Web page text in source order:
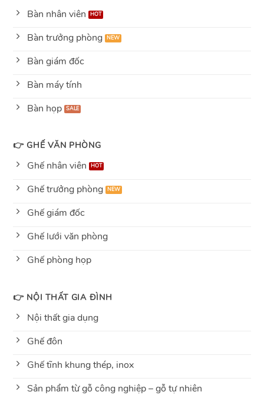
Bàn nhân viên
Bàn trưởng phòng
Bàn giám đốc
Bàn máy tính
Bàn họp
👉 GHẾ VĂN PHÒNG
Ghế nhân viên
Ghế trưởng phòng
Ghế giám đốc
Ghế lưới văn phòng
Ghế phòng họp
👉 NỘI THẤT GIA ĐÌNH
Nội thất gia dụng
Ghế đôn
Ghế tĩnh khung thép, inox
Sản phẩm từ gỗ công nghiệp – gỗ tự nhiên